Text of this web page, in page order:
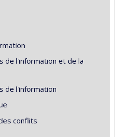
de l'information et de la
de l'information
conflits